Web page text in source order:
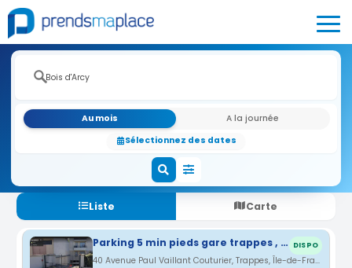
Au mois
A la journée
Sélectionnez des dates
Liste Carte
Parking 5 min pieds gare trappes , 50€/mois DISPO
40 Avenue Paul Vaillant Couturier, Trappes, Île-de-France, France · 3.3 km